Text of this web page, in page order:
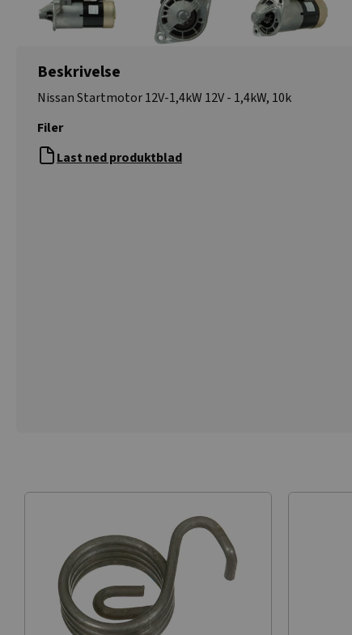
Beskrivelse
Nissan Startmotor 12V-1,4kW 12V - 1,4kW, 10k
Filer
Last ned produktblad